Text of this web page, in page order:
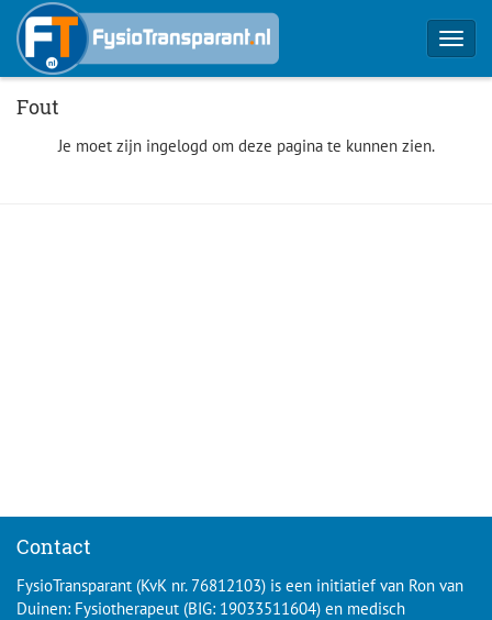
Fout
Je moet zijn ingelogd om deze pagina te kunnen zien.
Contact
FysioTransparant (KvK nr. 76812103) is een initiatief van Ron van
Duinen: Fysiotherapeut (BIG: 19033511604) en medisch